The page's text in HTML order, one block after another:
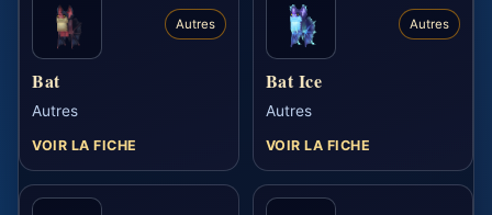
Autres
Bat
Autres
VOIR LA FICHE
Autres
Bat Ice
Autres
VOIR LA FICHE